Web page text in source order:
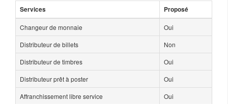
Services Proposé
Changeur de monnaie
Oui
Distributeur de billets
Non
Distributeur de timbres
Oui
Distributeur prêt à poster
Oui
Affranchissement libre service
Oui